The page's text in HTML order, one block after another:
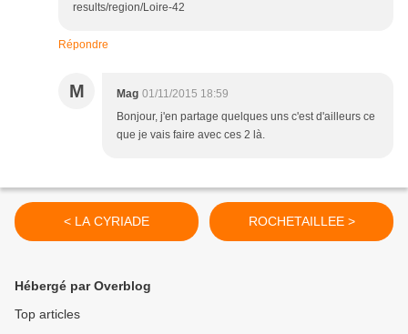
results/region/Loire-42
Répondre
M Mag 01/11/2015 18:59
Bonjour, j'en partage quelques uns c'est d'ailleurs ce
que je vais faire avec ces 2 là.
< LA CYRIADE ROCHETAILLEE >
Hébergé par Overblog
Top articles